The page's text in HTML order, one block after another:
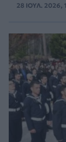
28 ΙΟΥΛ. 2026,